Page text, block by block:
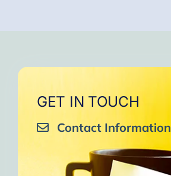
GET IN TOUCH
Contact Information